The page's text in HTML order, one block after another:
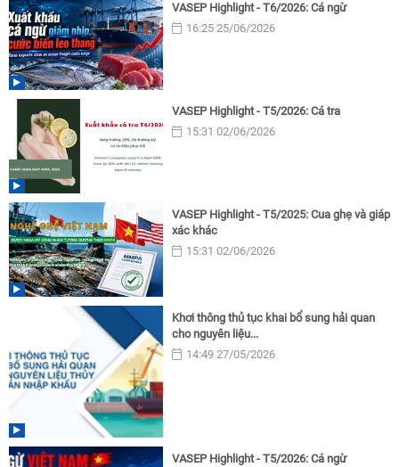
VASEP Highlight - T6/2026: Cá ngừ
16:25 25/06/2026
VASEP Highlight - T5/2026: Cá tra
15:31 02/06/2026
VASEP Highlight - T5/2025: Cua ghẹ và giáp
xác khác
15:31 02/06/2026
Khơi thông thủ tục khai bổ sung hải quan
cho nguyên liệu...
14:49 27/05/2026
VASEP Highlight - T5/2026: Cá ngừ